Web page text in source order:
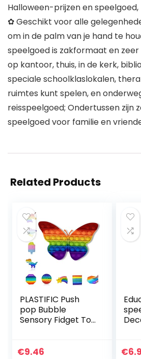
Halloween-prijzen en speelgoed,
✿ Geschikt voor alle
om in de palm van je hand te
speelgoed is zakformaat en
op kantoor, thuis, in de kerk,
speciale schoolklaslokalen,
ruimtes kunt spelen, en
reisspeelgoed; Ondertussen zijn
speelgoed voor familie en
Related Products
PLASTIFIC Push
pop Bubble
Sensory Fidget Toy
Reliever| Angst
€9.46 €